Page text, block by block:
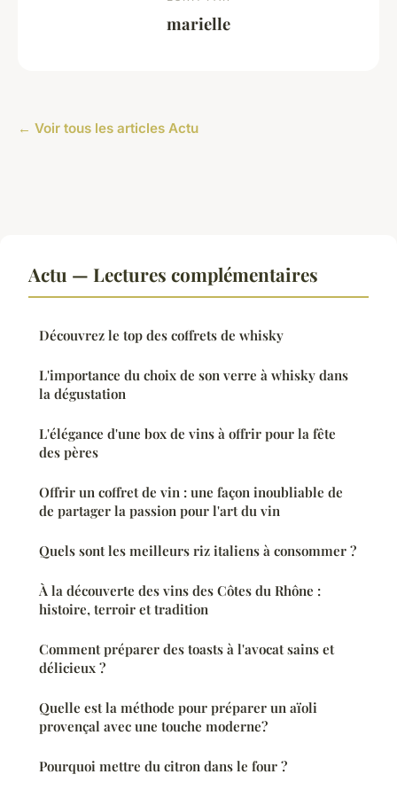
marielle
← Voir tous les articles Actu
Actu — Lectures complémentaires
Découvrez le top des coffrets de whisky
L'importance du choix de son verre à whisky dans
la dégustation
L'élégance d'une box de vins à offrir pour la fête
des pères
Offrir un coffret de vin : une façon inoubliable de
de partager la passion pour l'art du vin
Quels sont les meilleurs riz italiens à consommer ?
À la découverte des vins des Côtes du Rhône :
histoire, terroir et tradition
Comment préparer des toasts à l'avocat sains et
délicieux ?
Quelle est la méthode pour préparer un aïoli
provençal avec une touche moderne?
Pourquoi mettre du citron dans le four ?